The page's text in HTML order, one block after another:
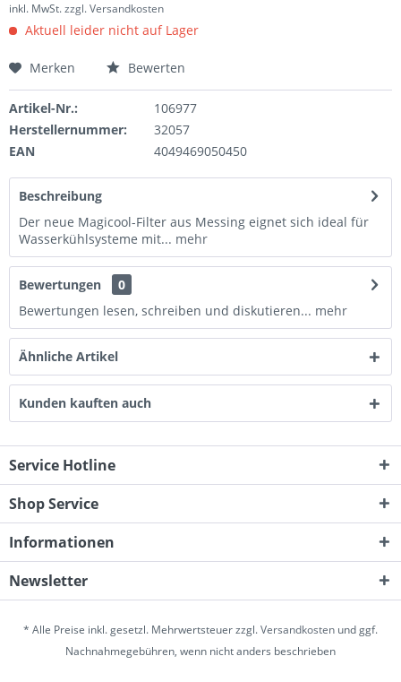
inkl. MwSt.zzgl. Versandkosten
Aktuell leider nicht auf Lager
Merken Bewerten
Artikel-Nr.:
106977
Herstellernummer:
32057
EAN
4049469050450
Beschreibung
Der neue Magicool-Filter aus Messing eignet sich ideal für
Wasserkühlsysteme mit... mehr
Bewertungen
0
Bewertungen lesen, schreiben und diskutieren... mehr
Ähnliche Artikel
Kunden kauften auch
Service Hotline
Shop Service
Informationen
Newsletter
* Alle Preise inkl. gesetzl. Mehrwertsteuer zzgl.Versandkosten und ggf.
Nachnahmegebühren, wenn nicht anders beschrieben